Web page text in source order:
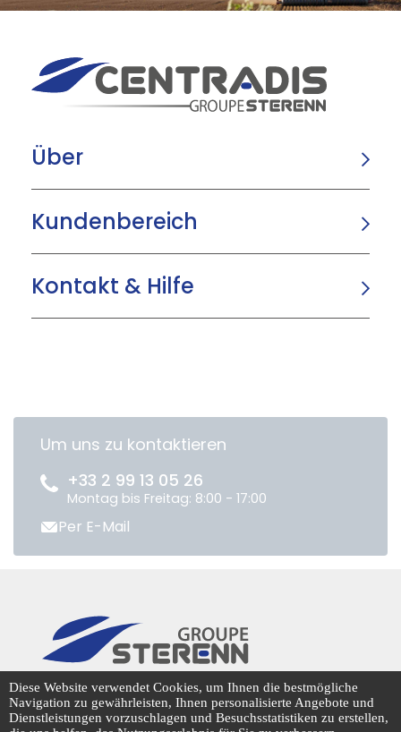
Über
Kundenbereich
Kontakt & Hilfe
Um uns zu kontaktieren
+33 2 99 13 05 26
Montag bis Freitag: 8:00 - 17:00
Per E-Mail
CENTRADIS © 2026
Diese Website verwendet Cookies, um Ihnen die bestmögliche
Navigation zu gewährleisten, Ihnen personalisierte Angebote und
Dienstleistungen vorzuschlagen und Besuchsstatistiken zu erstellen,